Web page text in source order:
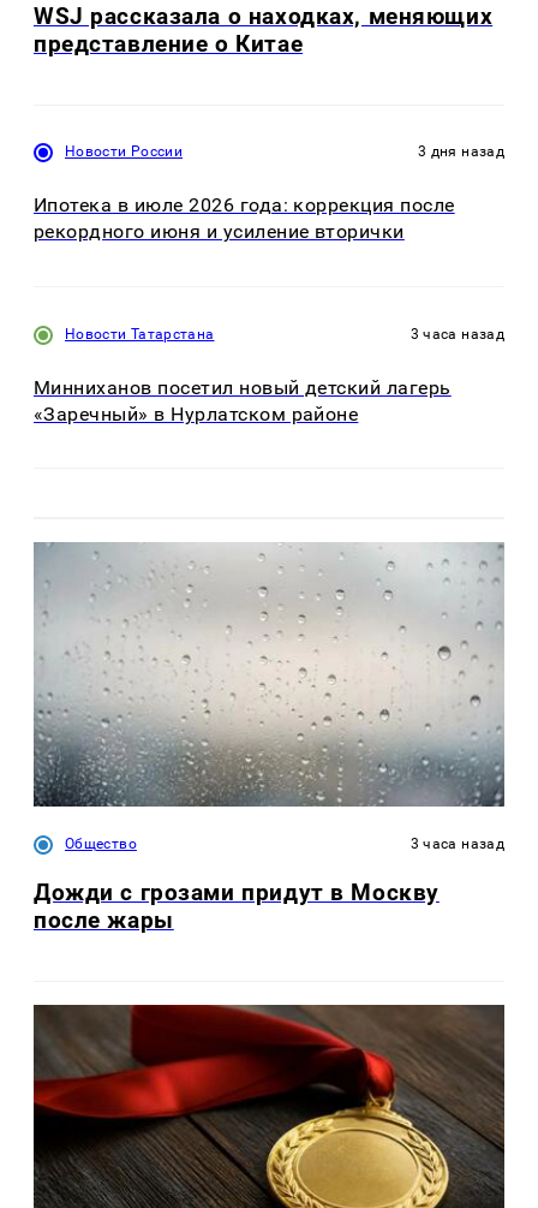
WSJ рассказала о находках, меняющих
представление о Китае
Новости России 3 дня назад
Ипотека в июле 2026 года: коррекция после
рекордного июня и усиление вторички
Новости Татарстана 3 часа назад
Минниханов посетил новый детский лагерь
«Заречный» в Нурлатском районе
Общество 3 часа назад
Дожди с грозами придут в Москву
после жары